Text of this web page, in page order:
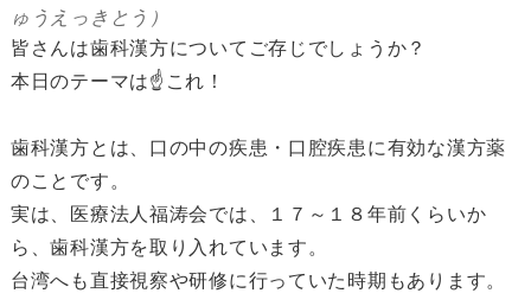
ゅうえっきとう）
皆さんは歯科漢方についてご存じでしょうか？
本日のテーマは☝これ！
歯科漢方とは、口の中の疾患・口腔疾患に有効な漢方薬
のことです。
実は、医療法人福涛会では、１７～１８年前くらいか
ら、歯科漢方を取り入れています。
台湾へも直接視察や研修に行っていた時期もあります。